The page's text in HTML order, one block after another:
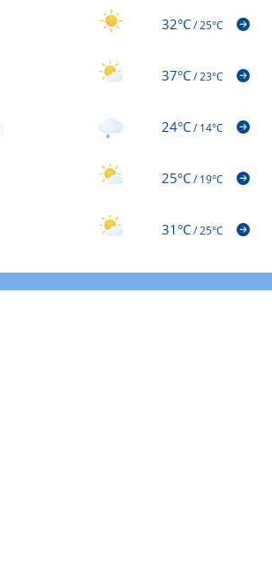
32°C/25°C
37°C/23°C
24°C/14°C
25°C/19°C
31°C/25°C